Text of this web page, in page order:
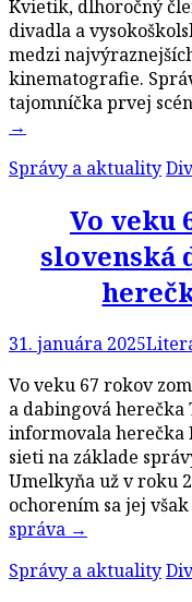
Kvietik, dlhoročný
divadla a
medzi
kinematografie.
tajomníčka prvej
→
Správy a aktuality
Vo veku
slovenská
31. januára 2025
Vo veku 67 rokov
a dabingová herečka
informovala herečka
sieti na základe
Umelkyňa už v roku
ochorením sa jej
správa →
Správy a aktuality